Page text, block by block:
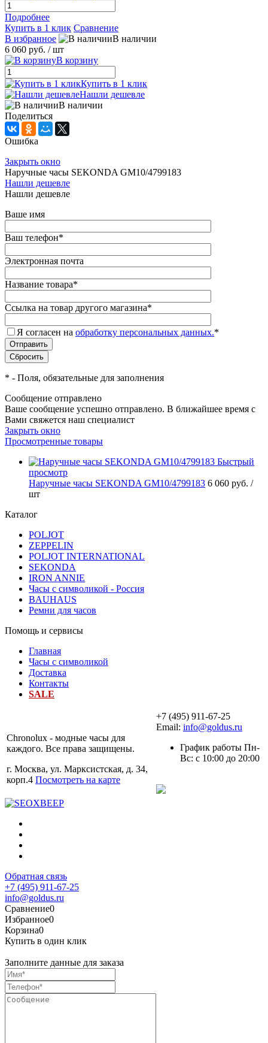
Подробнее
Купить в 1 клик Сравнение
В избранное
В наличии
6 060 руб. / шт
В корзину
Купить в 1 клик
Нашли дешевле
В наличии
Поделиться
Ошибка
Закрыть окно
Наручные часы SEKONDA GM10/4799183
Нашли дешевле
Нашли дешевле
Ваше имя
Ваш телефон*
Электронная почта
Название товара*
Ссылка на товар другого магазина*
Я согласен на обработку персональных данных.*
* - Поля, обязательные для заполнения
Сообщение отправлено
Ваше сообщение успешно отправлено. В ближайшее время с
Вами свяжется наш специалист
Закрыть окно
Просмотренные товары
Быстрый
просмотр
Наручные часы SEKONDA GM10/4799183 6 060 руб. /
шт
Каталог
POLJOT
ZEPPELIN
POLJOT INTERNATIONAL
SEKONDA
IRON ANNIE
Часы с символикой - Россия
BAUHAUS
Ремни для часов
Помощь и сервисы
Главная
Часы с символикой
Доставка
Контакты
SALE
Chronolux - модные часы для
каждого. Все права защищены.
г. Москва, ул. Марксистская, д. 34,
корп.4 Посмотреть на карте
+7 (495) 911-67-25
Email: info@goldus.ru
График работы Пн-
Вс: с 10:00 до 20:00
Обратная связь
+7 (495) 911-67-25
info@goldus.ru
Сравнение0
Избранное0
Корзина0
Купить в один клик
Заполните данные для заказа